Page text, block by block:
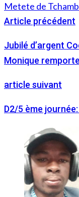
Metete de
Article précédent
Jubilé d’argent
Monique
article suivant
D2/5 ème